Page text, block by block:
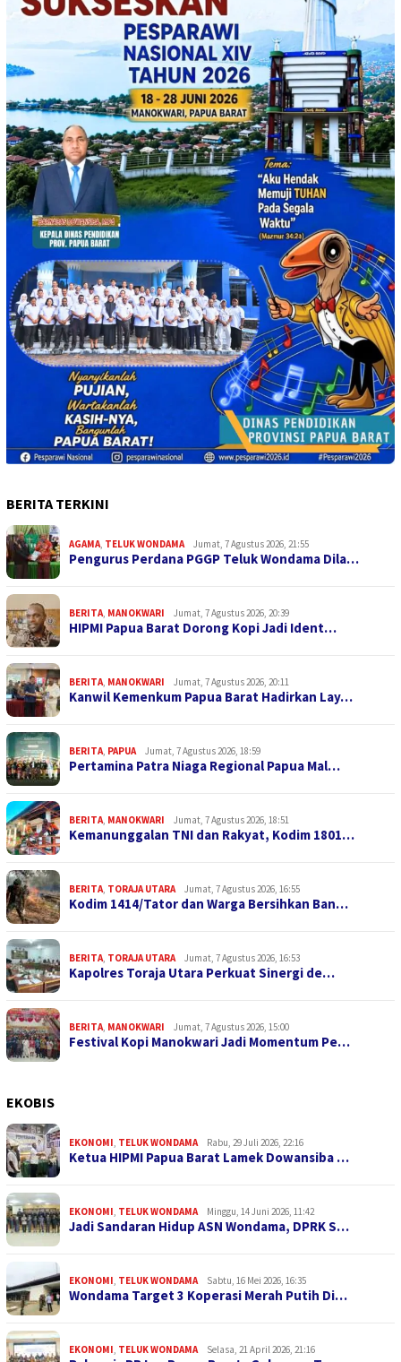
BERITA TERKINI
AGAMA, TELUK WONDAMA Jumat, 7 Agustus 2026, 21:55
Pengurus Perdana PGGP Teluk Wondama Dila…
BERITA, MANOKWARI Jumat, 7 Agustus 2026, 20:39
HIPMI Papua Barat Dorong Kopi Jadi Ident…
BERITA, MANOKWARI Jumat, 7 Agustus 2026, 20:11
Kanwil Kemenkum Papua Barat Hadirkan Lay…
BERITA, PAPUA Jumat, 7 Agustus 2026, 18:59
Pertamina Patra Niaga Regional Papua Mal…
BERITA, MANOKWARI Jumat, 7 Agustus 2026, 18:51
Kemanunggalan TNI dan Rakyat, Kodim 1801…
BERITA, TORAJA UTARA Jumat, 7 Agustus 2026, 16:55
Kodim 1414/Tator dan Warga Bersihkan Ban…
BERITA, TORAJA UTARA Jumat, 7 Agustus 2026, 16:53
Kapolres Toraja Utara Perkuat Sinergi de…
BERITA, MANOKWARI Jumat, 7 Agustus 2026, 15:00
Festival Kopi Manokwari Jadi Momentum Pe…
EKOBIS
EKONOMI, TELUK WONDAMA Rabu, 29 Juli 2026, 22:16
Ketua HIPMI Papua Barat Lamek Dowansiba …
EKONOMI, TELUK WONDAMA Minggu, 14 Juni 2026, 11:42
Jadi Sandaran Hidup ASN Wondama, DPRK S…
EKONOMI, TELUK WONDAMA Sabtu, 16 Mei 2026, 16:35
Wondama Target 3 Koperasi Merah Putih Di…
EKONOMI, TELUK WONDAMA Selasa, 21 April 2026, 21:16